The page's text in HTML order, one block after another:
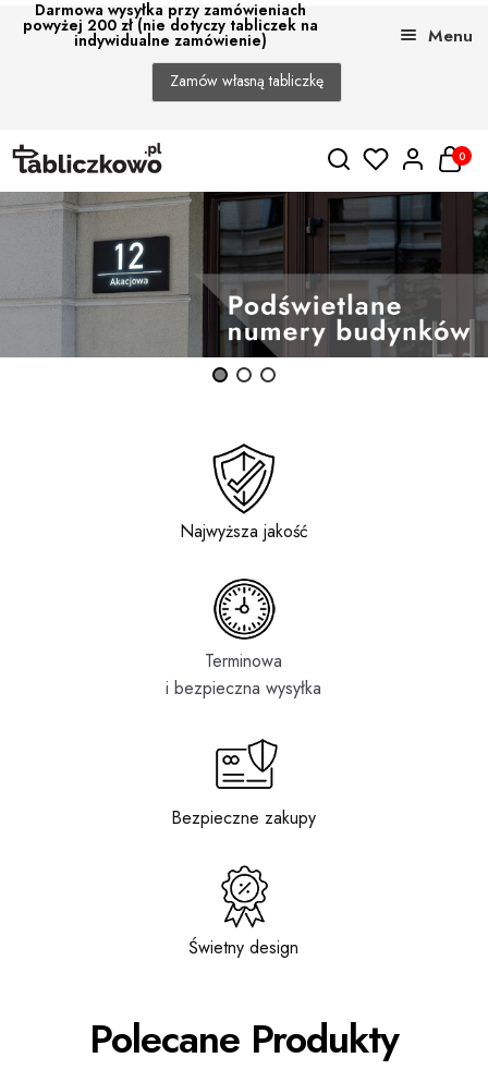
Darmowa wysyłka przy zamówieniach
powyżej 200 zł (nie dotyczy tabliczek na
indywidualne zamówienie)
Zamów własną tabliczkę
0
Przejdź
nawigacji
Przejdź
treści
Menu
Sklep
menu
Najwyższa jakość
Terminowa
i bezpieczna wysyłka
Bezpieczne zakupy
Świetny design
Polecane Produkty